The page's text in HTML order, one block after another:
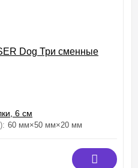
Dog Три сменные
60 мм×50 мм×20 мм